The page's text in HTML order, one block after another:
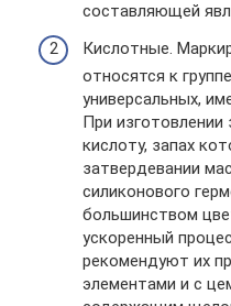
составляющей
Кислотные.
относятся к
универсальных,
При изготовлении
кислоту, запах
затвердевании
силиконового
большинством
ускоренный
рекомендуют их
элементами и с